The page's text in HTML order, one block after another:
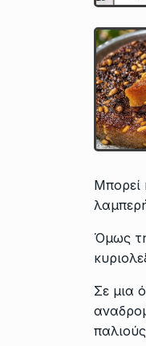
Μπορεί
Όμως
Σε μια